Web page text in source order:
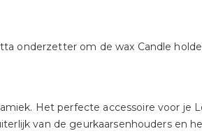
onderzetter om de wax Candle
Het perfecte accessoire voor je
van de geurkaarsenhouders en